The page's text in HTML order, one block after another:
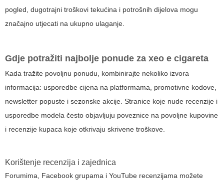
pogled, dugotrajni troškovi tekućina i potrošnih dijelova mogu
značajno utjecati na ukupno ulaganje.
Gdje potražiti najbolje ponude za xeo e cigareta
Kada tražite povoljnu ponudu, kombinirajte nekoliko izvora
informacija: usporedbe cijena na platformama, promotivne kodove,
newsletter popuste i sezonske akcije. Stranice koje nude recenzije i
usporedbe modela često objavljuju poveznice na povoljne kupovine
i recenzije kupaca koje otkrivaju skrivene troškove.
Korištenje recenzija i zajednica
Forumima, Facebook grupama i YouTube recenzijama možete